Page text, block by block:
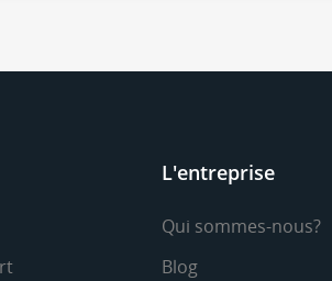
L'entreprise
Qui sommes-nous?
Blog